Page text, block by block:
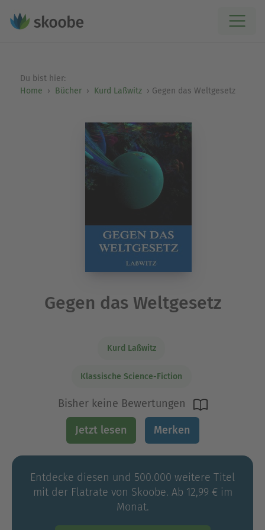
Du bist hier:
Home
Bücher Kurd Laßwitz Gegen das Weltgesetz
Gegen das Weltgesetz
Kurd Laßwitz
Klassische Science-Fiction
Bisher keine Bewertungen
Jetzt lesen Merken
Entdecke diesen und 500.000 weitere Titel
mit der Flatrate von Skoobe. Ab 12,99 € im
Monat.